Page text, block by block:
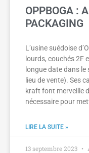
OPPBOGA :
PACKAGING
L’usine suédoise
lourds, couchés 2F
longue date dans le
lieu de vente). Ses
kraft font merveille
nécessaire pour
LIRE LA SUITE »
13 septembre 2023